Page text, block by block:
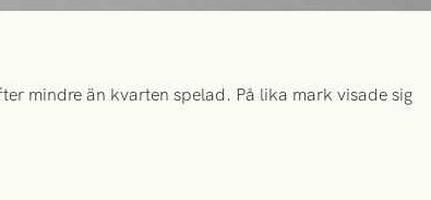
mindre än kvarten spelad. På lika mark visade sig